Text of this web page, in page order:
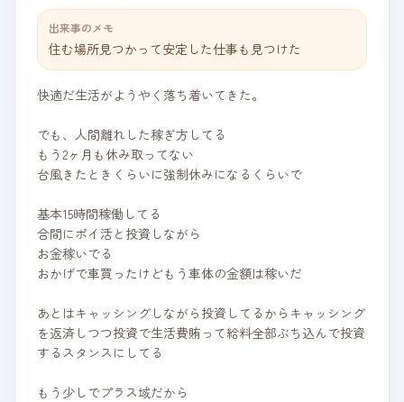
出来事のメモ
快適だ生活がようやく落ち着いてきた。
でも、人間離れした稼ぎ方してる
もう2ヶ月も休み取ってない
台風きたときくらいに強制休みになるくらいで
基本15時間稼働してる
合間にポイ活と投資しながら
お金稼いでる
おかげで車買ったけどもう車体の金額は稼いだ
あとはキャッシングしながら投資してるからキャッシング
を返済しつつ投資で生活費賄って給料全部ぶち込んで投資
するスタンスにしてる
もう少しでプラス域だから